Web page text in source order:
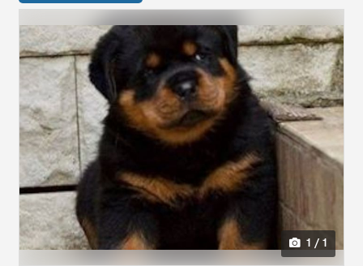
1 / 1